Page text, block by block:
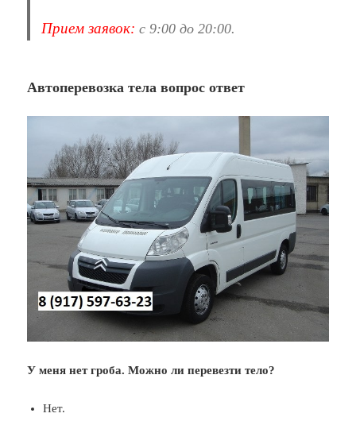
Прием заявок: с 9:00 до 20:00.
Автоперевозка тела вопрос ответ
У меня нет гроба. Можно ли перевезти тело?
Нет.